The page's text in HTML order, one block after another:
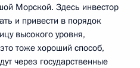
Морской. Здесь инвестор
и привести в порядок
высокого уровня,
тоже хороший способ,
через государственные